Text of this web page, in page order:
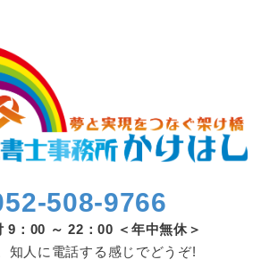
508-9766
9：00 ～ 22：00 ＜年中無休＞
知人に電話する感じでどうぞ!